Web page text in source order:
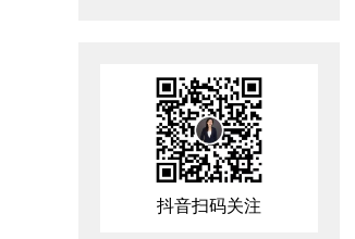
抖音扫码关注